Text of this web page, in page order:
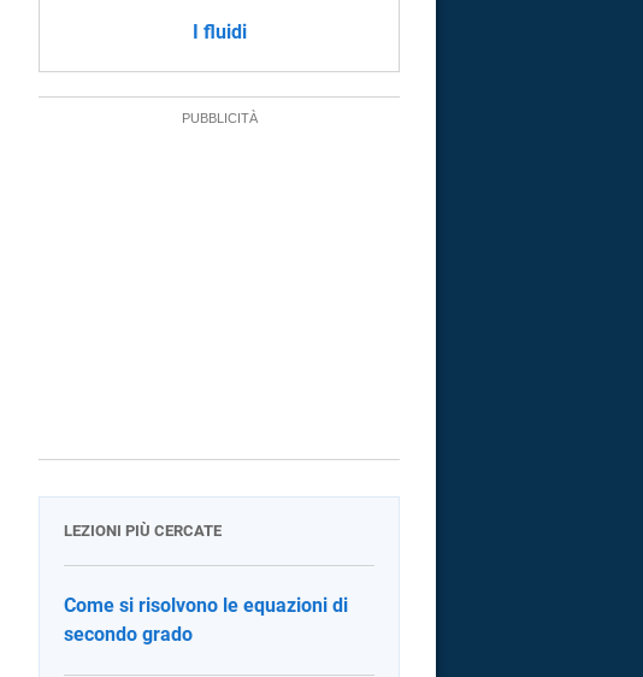
I fluidi
LEZIONI PIÙ CERCATE
Come si risolvono le equazioni di
secondo grado